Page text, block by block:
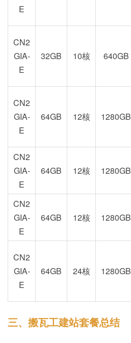
E
CN2
GIA-
E
32GB 10核 640GB
CN2
GIA-
E
64GB 12核 1280GB
CN2
GIA-
E
64GB 12核 1280GB
CN2
GIA-
E
64GB 12核 1280GB
CN2
GIA-
E
64GB 24核 1280GB
三、搬瓦工建站套餐总结